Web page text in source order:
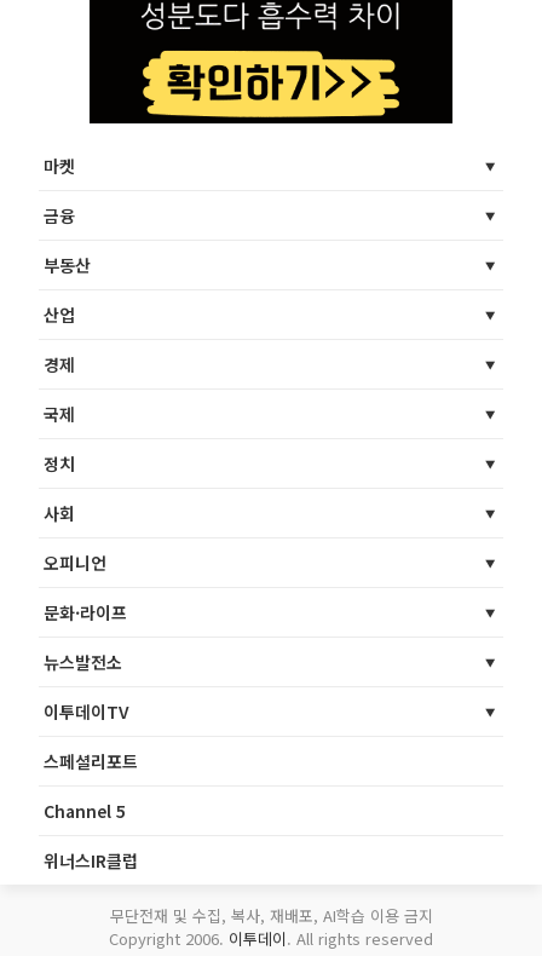
마켓
금융
부동산
산업
경제
국제
정치
사회
오피니언
문화·라이프
뉴스발전소
이투데이TV
스페셜리포트
Channel 5
위너스IR클럽
무단전재 및 수집, 복사, 재배포, AI학습 이용 금지
Copyright 2006. 이투데이. All rights reserved